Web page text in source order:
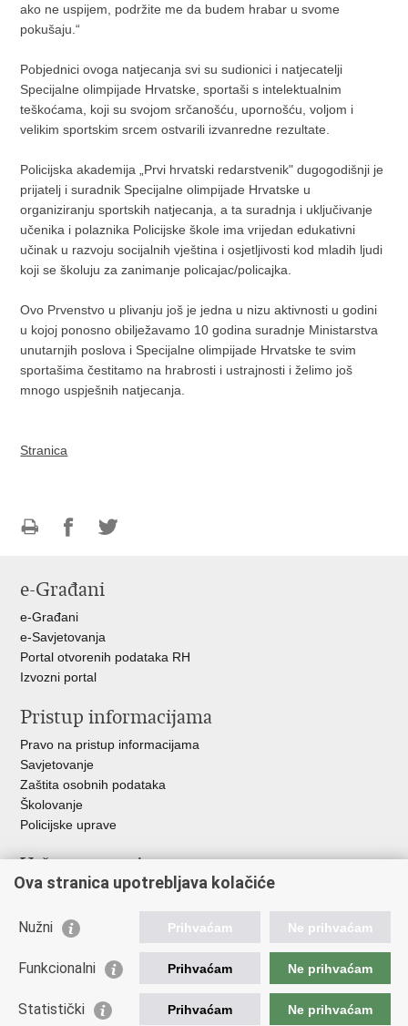
ako ne uspijem, podržite me da budem hrabar u svome
pokušaju.“
Pobjednici ovoga natjecanja svi su sudionici i natjecatelji
Specijalne olimpijade Hrvatske, sportaši s intelektualnim
teškoćama, koji su svojom srčanošću, upornošću, voljom i
velikim sportskim srcem ostvarili izvanredne rezultate.
Policijska akademija „Prvi hrvatski redarstvenik" dugogodišnji je
prijatelj i suradnik Specijalne olimpijade Hrvatske u
organiziranju sportskih natjecanja, a ta suradnja i uključivanje
učenika i polaznika Policijske škole ima vrijedan edukativni
učinak u razvoju socijalnih vještina i osjetljivosti kod mladih ljudi
koji se školuju za zanimanje policajac/policajka.
Ovo Prvenstvo u plivanju još je jedna u nizu aktivnosti u godini
u kojoj ponosno obilježavamo 10 godina suradnje Ministarstva
unutarnjih poslova i Specijalne olimpijade Hrvatske te svim
sportašima čestitamo na hrabrosti i ustrajnosti i želimo još
mnogo uspješnih natjecanja.
Stranica
FacebookuTwitteru
e-Građani
e-Građani
e-Savjetovanja
Portal otvorenih podataka RH
Izvozni portal
Pristup informacijama
Pravo na pristup informacijama
Savjetovanje
Zaštita osobnih podataka
Školovanje
Policijske uprave
Važne poveznice
Ministarstvo unutarnjih poslova
Muzej policije
Centar za mentalno zdravlje
Centar za forenzična ispitivanja, istraživanja i vještačenja "Ivan
Ova stranica upotrebljava kolačiće
Nužni Prihvaćam Ne prihvaćam
Funkcionalni Prihvaćam Ne prihvaćam
Statistički Prihvaćam Ne prihvaćam